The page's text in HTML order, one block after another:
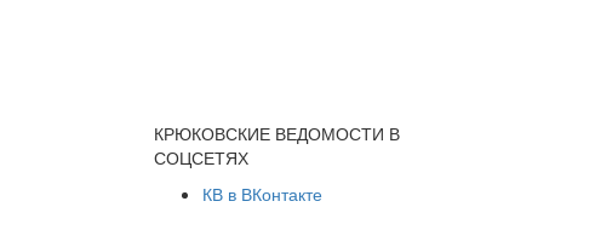
КРЮКОВСКИЕ ВЕДОМОСТИ В
СОЦСЕТЯХ
КВ в ВКонтакте